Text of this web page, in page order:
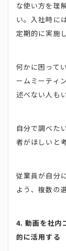
な使い方を理
い。入社時に
定期的に実施
何かに困って
ームミーティ
述べない人も
自分で調べた
者がほしいと
従業員が自分
よう、複数の
4. 動画を社内
的に活用する